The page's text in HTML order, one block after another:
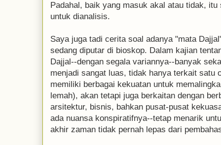
Padahal, baik yang masuk akal atau tidak,
untuk dianalisis.
Saya juga tadi cerita soal adanya "mata
sedang diputar di bioskop. Dalam kajian
Dajjal--dengan segala variannya--banyak
menjadi sangat luas, tidak hanya terkait satu
memiliki berbagai kekuatan untuk
lemah), akan tetapi juga berkaitan dengan
arsitektur, bisnis, bahkan pusat-pusat
ada nuansa konspiratifnya--tetap menarik
akhir zaman tidak pernah lepas dari